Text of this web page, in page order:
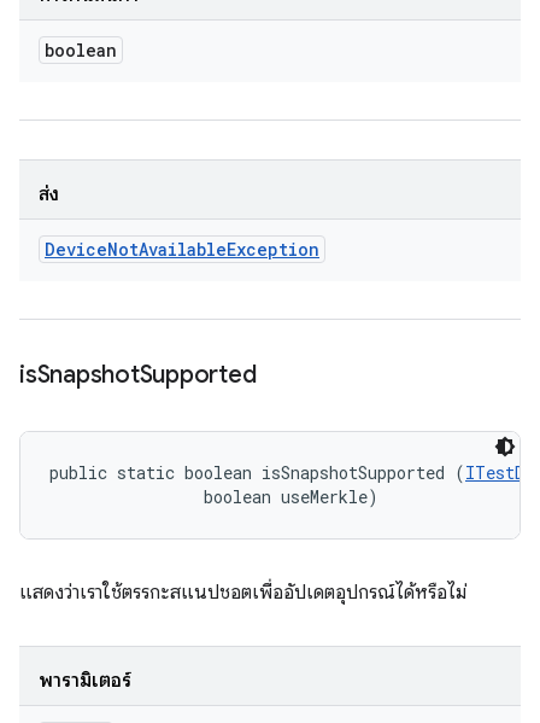
boolean
ส่ง
DeviceNotAvailableException
isSnapshotSupported
public static boolean isSnapshotSupported (
                boolean useMerkle)
แสดงว่าเราใช้ตรรกะสแนปชอตเพื่ออัปเดตอุปกรณ์ได้หรือไม่
พารามิเตอร์